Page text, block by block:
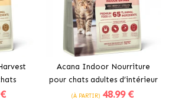
Acana Indoor Nourriture
pour chats adultes d’intérieur
(À PARTIR) 48.99 €